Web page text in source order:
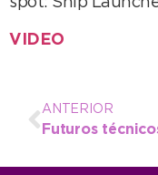
VIDEO
ANTERIOR